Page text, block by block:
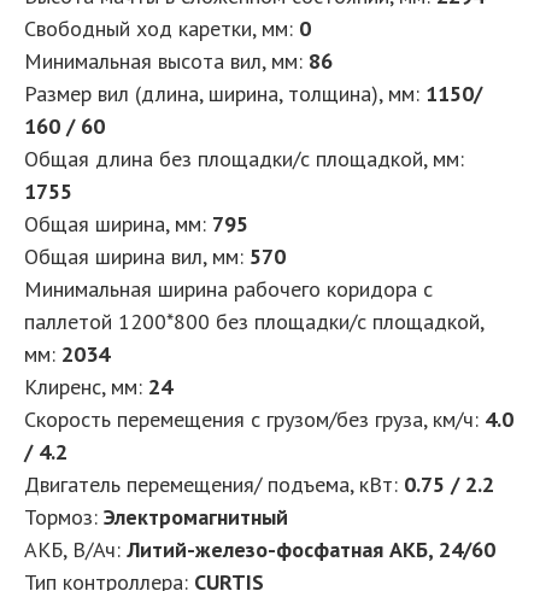
Свободный ход каретки, мм: 0
Минимальная высота вил, мм: 86
Размер вил (длина, ширина, толщина), мм: 1150/
160 / 60
Общая длина без площадки/с площадкой, мм:
1755
Общая ширина, мм: 795
Общая ширина вил, мм: 570
Минимальная ширина рабочего коридора с
паллетой 1200*800 без площадки/с площадкой,
мм: 2034
Клиренс, мм: 24
Скорость перемещения с грузом/без груза, км/ч: 4.0
/ 4.2
Двигатель перемещения/ подъема, кВт: 0.75 / 2.2
Тормоз: Электромагнитный
АКБ, В/Ач: Литий-железо-фосфатная АКБ, 24/60
Тип контроллера: CURTIS